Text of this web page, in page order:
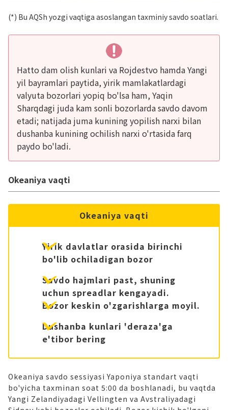
(*) Bu AQSh yozgi vaqtiga asoslangan taxminiy savdo soatlari.
Hatto dam olish kunlari va Rojdestvo hamda Yangi
yil bayramlari paytida, yirik mamlakatlardagi
valyuta bozorlari yopiq bo'lsa ham, Yaqin
Sharqdagi juda kam sonli bozorlarda savdo davom
etadi; natijada juma kunining yopilish narxi bilan
dushanba kunining ochilish narxi o'rtasida farq
paydo bo'ladi.
Okeaniya vaqti
Okeaniya vaqti
Yirik davlatlar orasida birinchi
bo'lib ochiladigan bozor
Savdo hajmlari past, shuning
uchun spreadlar kengayadi.
Bozor keskin o'zgarishlarga moyil.
Dushanba kunlari 'deraza'ga
e'tibor bering
Okeaniya savdo sessiyasi Yaponiya standart vaqti
bo'yicha taxminan soat 5:00 da boshlanadi, bu vaqtda
Yangi Zelandiyadagi Vellingten va Avstraliyadagi